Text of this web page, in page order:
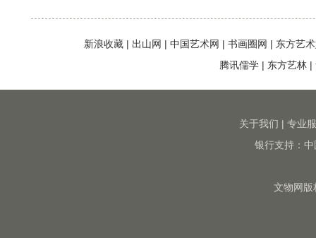
新浪收藏 | 出山网 | 中国艺术网 | 书画圈网 | 东方艺
腾讯儒学 | 东方艺林 |
关于我们 | 专业
银行支持：
文物网